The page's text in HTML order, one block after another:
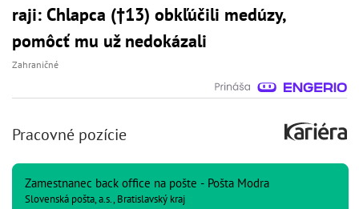
raji: Chlapca (†13) obkľúčili medúzy,
pomôcť mu už nedokázali
Zahraničné
Pracovné pozície
Zamestnanec back office na pošte - Pošta Modra
Slovenská pošta, a.s., Bratislavský kraj